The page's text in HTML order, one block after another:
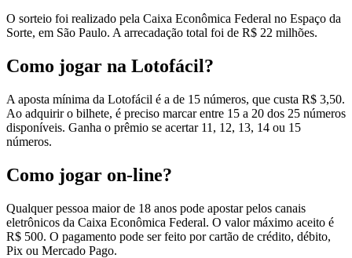
O sorteio foi realizado pela Caixa Econômica Federal no Espaço da
Sorte, em São Paulo. A arrecadação total foi de R$ 22 milhões.
Como jogar na Lotofácil?
A aposta mínima da Lotofácil é a de 15 números, que custa R$ 3,50.
Ao adquirir o bilhete, é preciso marcar entre 15 a 20 dos 25 números
disponíveis. Ganha o prêmio se acertar 11, 12, 13, 14 ou 15
números.
Como jogar on-line?
Qualquer pessoa maior de 18 anos pode apostar pelos canais
eletrônicos da Caixa Econômica Federal. O valor máximo aceito é
R$ 500. O pagamento pode ser feito por cartão de crédito, débito,
Pix ou Mercado Pago.